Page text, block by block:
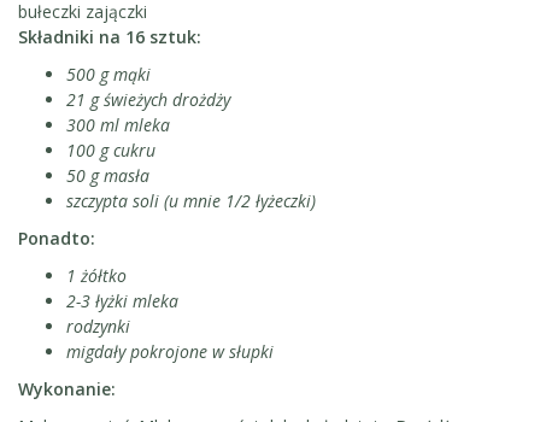
bułeczki zajączki
Składniki na 16 sztuk:
500 g mąki
21 g świeżych drożdży
300 ml mleka
100 g cukru
50 g masła
szczypta soli (u mnie 1/2 łyżeczki)
Ponadto:
1 żółtko
2-3 łyżki mleka
rodzynki
migdały pokrojone w słupki
Wykonanie: